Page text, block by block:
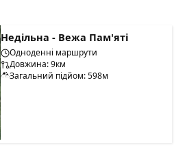
Недільна - Вежа Пам'яті
Одноденні маршрути
Довжина: 9км
Загальний підйом: 598м